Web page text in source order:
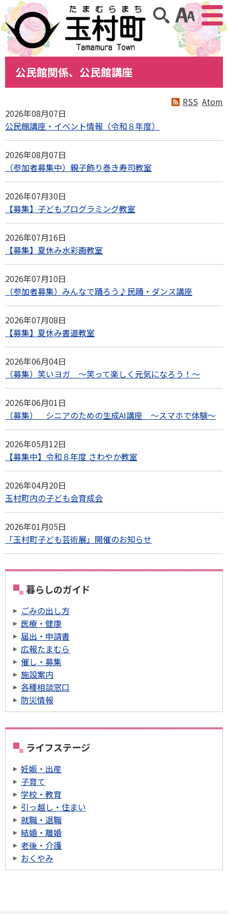
アクセ
サイト内検索
公民館関係、公民館講座
RSS Atom
2026年08月07日
公民館講座・イベント情報（令和８年度）
2026年08月07日
（参加者募集中）親子飾り巻き寿司教室
2026年07月30日
【募集】子どもプログラミング教室
2026年07月16日
【募集】夏休み水彩画教室
2026年07月10日
（参加者募集）みんなで踊ろう♪民踊・ダンス講座
2026年07月08日
【募集】夏休み書道教室
2026年06月04日
（募集）笑いヨガ ～笑って楽しく元気になろう！～
2026年06月01日
（募集） シニアのための生成AI講座 ～スマホで体験～
2026年05月12日
【募集中】令和８年度 さわやか教室
2026年04月20日
玉村町内の子ども会育成会
2026年01月05日
「玉村町子ども芸術展」開催のお知らせ
暮らしのガイド
ごみの出し方
医療・健康
届出・申請書
広報たまむら
催し・募集
施設案内
各種相談窓口
防災情報
ライフステージ
妊娠・出産
子育て
学校・教育
引っ越し・住まい
就職・退職
結婚・離婚
老後・介護
おくやみ